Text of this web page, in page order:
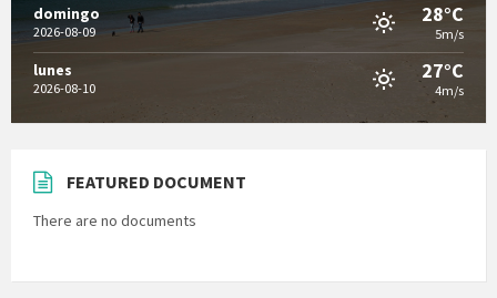
domingo
2026-08-09
28°C
5m/s
lunes
2026-08-10
27°C
4m/s
FEATURED DOCUMENT
There are no documents